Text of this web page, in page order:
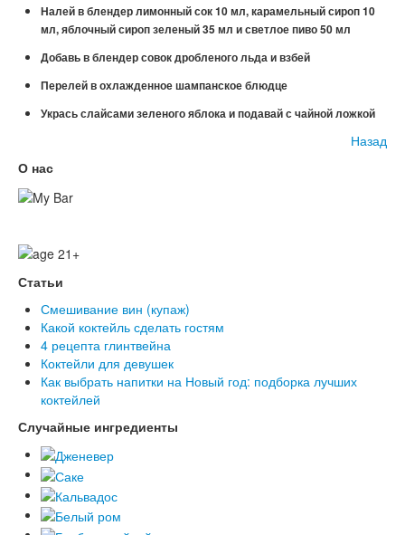
Налей в блендер лимонный сок 10 мл, карамельный сироп 10
мл, яблочный сироп зеленый 35 мл и светлое пиво 50 мл
Добавь в блендер совок дробленого льда и взбей
Перелей в охлажденное шампанское блюдце
Укрась слайсами зеленого яблока и подавай с чайной ложкой
Назад
О нас
Статьи
Смешивание вин (купаж)
Какой коктейль сделать гостям
4 рецепта глинтвейна
Коктейли для девушек
Как выбрать напитки на Новый год: подборка лучших
коктейлей
Случайные ингредиенты